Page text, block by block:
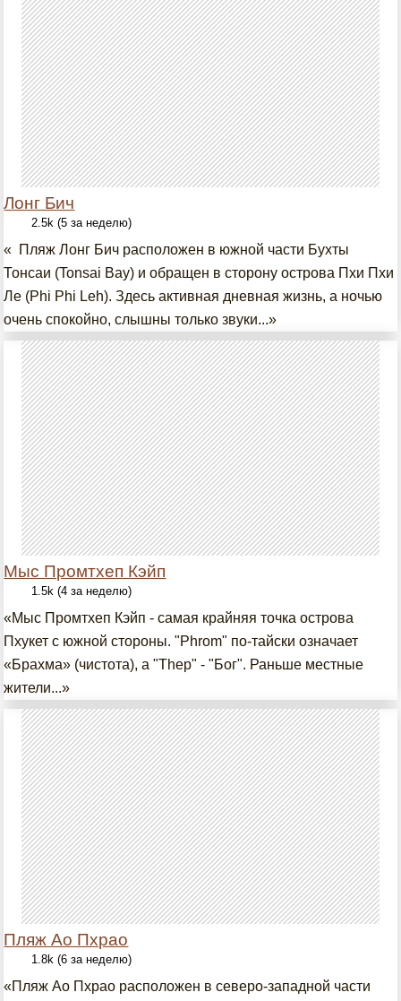
Лонг Бич
2.5k (5 за неделю)
« Пляж Лонг Бич расположен в южной части Бухты
Тонсаи (Tonsai Bay) и обращен в сторону острова Пхи Пхи
Ле (Phi Phi Leh). Здесь активная дневная жизнь, а ночью
очень спокойно, слышны только звуки...»
Мыс Промтхеп Кэйп
1.5k (4 за неделю)
«Мыс Промтхеп Кэйп - самая крайняя точка острова
Пхукет с южной стороны. "Phrom" по-тайски означает
«Брахма» (чистота), а "Thep" - "Бог". Раньше местные
жители...»
Пляж Ao Пхрао
1.8k (6 за неделю)
«Пляж Ao Пхрао расположен в северо-западной части